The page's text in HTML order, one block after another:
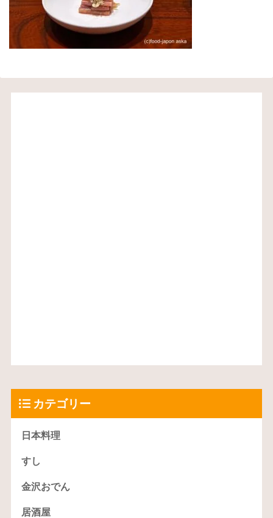
カテゴリー
日本料理
すし
金沢おでん
居酒屋